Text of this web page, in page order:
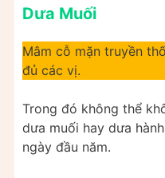
Dưa Muối
Mâm cỗ mặn truyền
đủ các vị.
Trong đó không thể
dưa muối hay dưa
ngày đầu năm.